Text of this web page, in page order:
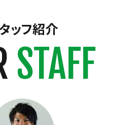
ッフ紹介
STAFF